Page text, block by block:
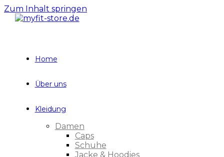
Zum Inhalt springen
Home
Über uns
Kleidung
Damen
Caps
Schuhe
Jacke & Hoodies